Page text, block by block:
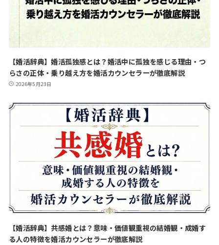
【婚活辞典】婚活孤独感とは？婚活中に孤独を感じる理由・つ
らさの正体・乗り越え方を婚活カウンセラーが徹底解説
2026年5月23日
【婚活辞典】共感婚とは？意味・価値観重視の結婚観・成婚す
る人の特徴を婚活カウンセラーが徹底解説